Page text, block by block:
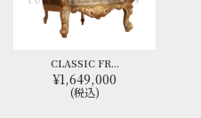
CLASSIC FR...
¥1,649,000
(税込)